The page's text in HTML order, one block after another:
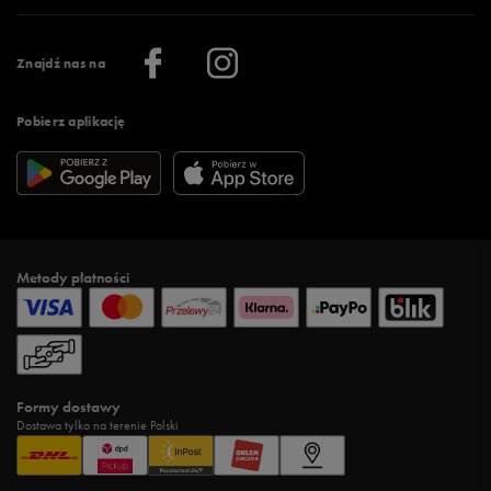
Znajdź nas na
Pobierz aplikację
Regulamin aplikacji 50 style
Więcej regulaminów >
Praca
Informacje o firmie
Metody płatności
Formy dostawy
Dostawa tylko na terenie Polski